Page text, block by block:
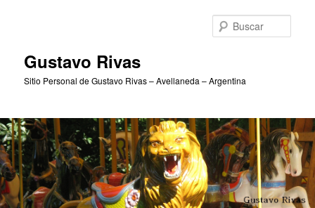
Gustavo Rivas
Sitio Personal de Gustavo Rivas – Avellaneda – Argentina